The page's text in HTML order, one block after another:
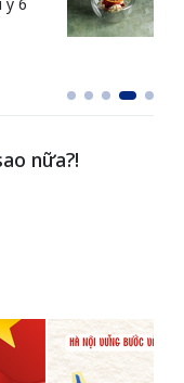
khoa học nhân
Linh